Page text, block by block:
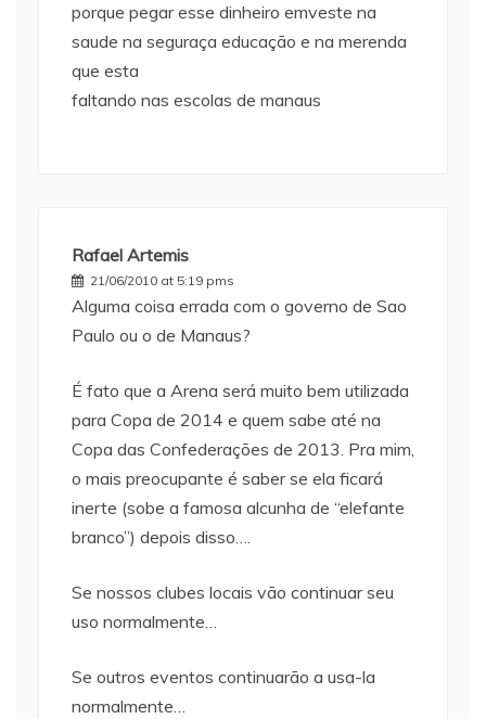
porque pegar esse dinheiro emveste na
saude na seguraça educação e na merenda
que esta
faltando nas escolas de manaus
Rafael Artemis
21/06/2010 at 5:19 pms
Alguma coisa errada com o governo de Sao
Paulo ou o de Manaus?
É fato que a Arena será muito bem utilizada
para Copa de 2014 e quem sabe até na
Copa das Confederações de 2013. Pra mim,
o mais preocupante é saber se ela ficará
inerte (sobe a famosa alcunha de “elefante
branco”) depois disso….
Se nossos clubes locais vão continuar seu
uso normalmente…
Se outros eventos continuarão a usa-la
normalmente…